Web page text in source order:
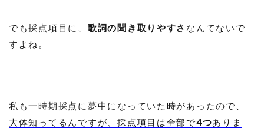
でも採点項目に、 歌詞の聞き取りやすさ なんてないで
すよね。
私も一時期採点に夢中になっていた時があったので、
大体知ってるんですが、採点項目は全部で4つありま